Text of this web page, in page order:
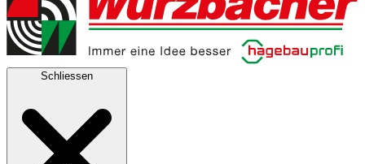
Schliessen